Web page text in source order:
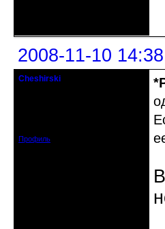
2008-11-10
Cheshirski
Профиль